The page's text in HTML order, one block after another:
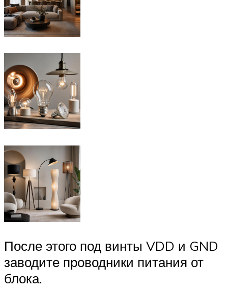
После этого под винты VDD и GND
заводите проводники питания от
блока.